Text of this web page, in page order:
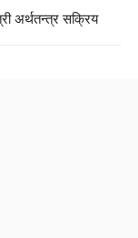
अर्थतन्त्र सक्रिय